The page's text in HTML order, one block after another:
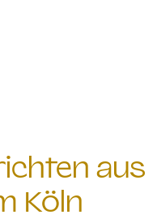
aus
Köln